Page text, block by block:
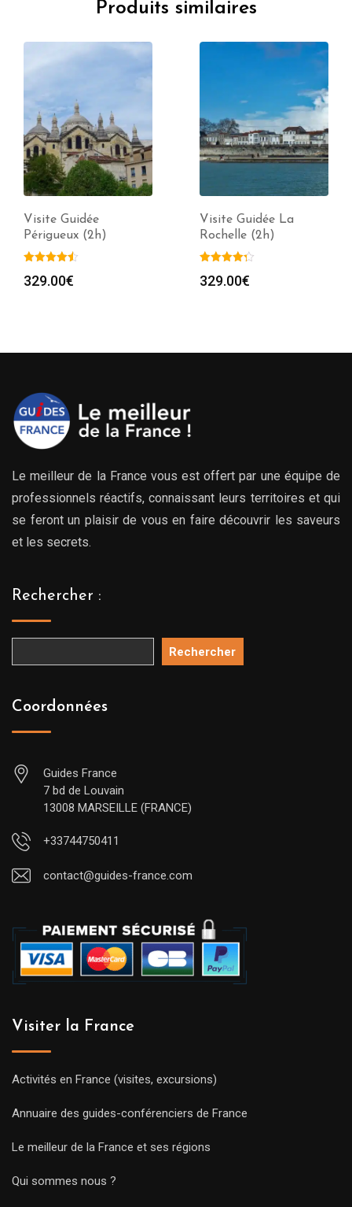
Produits similaires
Visite Guidée
Périgueux (2h)
329.00€
Visite Guidée La
Rochelle (2h)
329.00€
Le meilleur de la France vous est offert par une équipe de
professionnels réactifs, connaissant leurs territoires et qui
se feront un plaisir de vous en faire découvrir les saveurs
et les secrets.
Rechercher :
Rechercher
Coordonnées
Guides France
7 bd de Louvain
13008 MARSEILLE (FRANCE)
+33744750411
contact@guides-france.com
Visiter la France
Activités en France (visites, excursions)
Annuaire des guides-conférenciers de France
Le meilleur de la France et ses régions
Qui sommes nous ?